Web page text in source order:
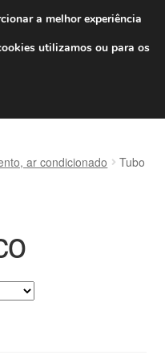
7 EUR
800 500 967
ar condicionado
Tubo
a melhor experiência
utilizamos ou para os